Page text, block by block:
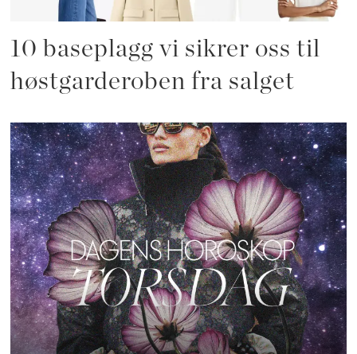
10 baseplagg vi sikrer oss til
høstgarderoben fra salget